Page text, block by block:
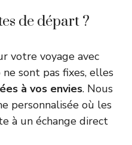
de départ ?
votre voyage avec
sont pas fixes, elles
à vos envies. Nous
personnalisée où les
à un échange direct